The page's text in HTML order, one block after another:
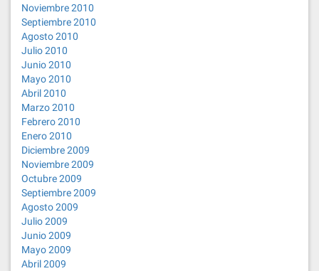
Noviembre 2010
Septiembre 2010
Agosto 2010
Julio 2010
Junio 2010
Mayo 2010
Abril 2010
Marzo 2010
Febrero 2010
Enero 2010
Diciembre 2009
Noviembre 2009
Octubre 2009
Septiembre 2009
Agosto 2009
Julio 2009
Junio 2009
Mayo 2009
Abril 2009